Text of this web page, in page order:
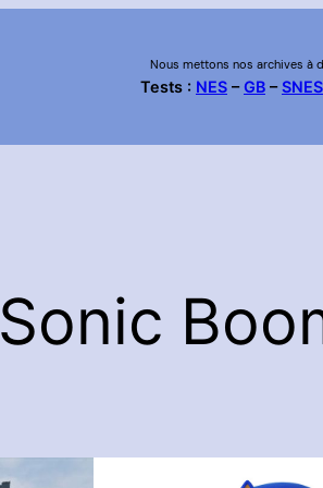
Nous mettons nos archives à
Tests : NES–GB–SNES
Sonic